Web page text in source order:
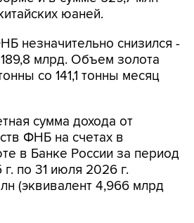
юаней.
незначительно снизился -
млрд. Объем золота
со 141,1 тонны месяц
сумма дохода от
ФНБ на счетах в
в Банке России за период
по 31 июля 2026 г.
(эквивалент 4,966 млрд